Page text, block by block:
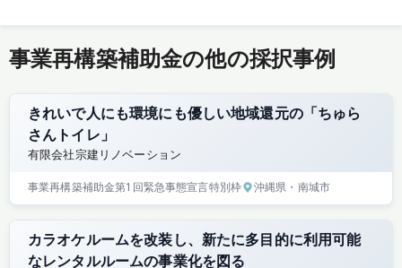
事業再構築補助金の他の採択事例
きれいで人にも環境にも優しい地域還元の「ちゅら
さんトイレ」
有限会社宗建リノベーション
事業再構築補助金第1回緊急事態宣言特別枠 沖縄県 ・南城市
カラオケルームを改装し、新たに多目的に利用可能
なレンタルルームの事業化を図る